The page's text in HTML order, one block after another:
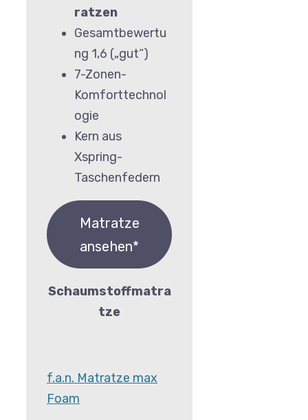
ratzen
Gesamtbewertu
ng 1,6 („gut“)
7-Zonen-
Komforttechnol
ogie
Kern aus
Xspring-
Taschenfedern
Matratze
ansehen*
Schaumstoffmatra
tze
f.a.n. Matratze max
Foam